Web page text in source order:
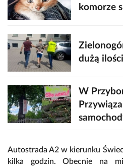
komorze
dużą
W
Autostrada A2 w kierunku
kilka godzin. Obecnie na